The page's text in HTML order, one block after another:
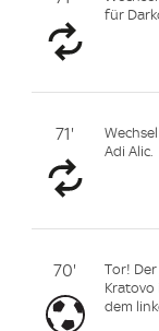
für
71'
Adi Alic.
70'
Tor!
Kratovo
dem